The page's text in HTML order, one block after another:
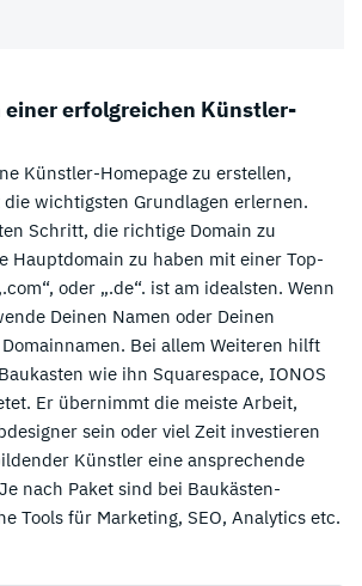
einer erfolgreichen Künstler-
Künstler-Homepage zu erstellen,
die wichtigsten Grundlagen erlernen.
Schritt, die richtige Domain zu
Hauptdomain zu haben mit einer Top-
oder „.de“. ist am idealsten. Wenn
Deinen Namen oder Deinen
Bei allem Weiteren hilft
wie ihn Squarespace, IONOS
Er übernimmt die meiste Arbeit,
sein oder viel Zeit investieren
Künstler eine ansprechende
nach Paket sind bei Baukästen-
Tools für Marketing, SEO, Analytics etc.